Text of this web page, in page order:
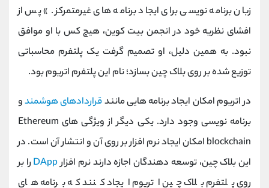
زبان برنامه نویسی برای ایجاد برنامه های غیرمتمرکز. » پس از
افشای نظریه خود در انجمن بیت کوین، هیچ کس با او موافق
نبود. به همین دلیل، او تصمیم گرفت یک پلتفرم محاسباتی
توزیع شده بر روی بلاک چین بسازد؛ نام این پلتفرم اتریوم بود.
در اتریوم امکان ایجاد برنامه هایی مانندقراردادهای هوشمندو
برنامه نویسی وجود دارد. یکی دیگر از ویژگی های Ethereum
blockchain امکان ایجاد نرم افزار بر روی آن و انتشار آن است. در
این بلاک چین، توسعه دهندگان اجازه دارند نرم افزارDApp را بر
روی پلتفرم بلاک چین اتریوم ایجاد کنند که برنامه های